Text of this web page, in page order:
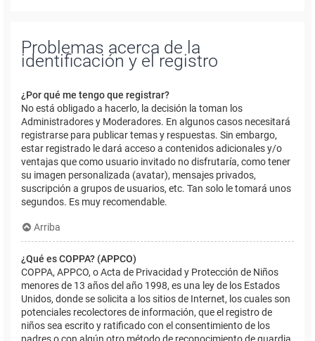
Problemas acerca de la
identificación y el registro
¿Por qué me tengo que registrar?
No está obligado a hacerlo, la decisión la toman los
Administradores y Moderadores. En algunos casos necesitará
registrarse para publicar temas y respuestas. Sin embargo,
estar registrado le dará acceso a contenidos adicionales y/o
ventajas que como usuario invitado no disfrutaría, como tener
su imagen personalizada (avatar), mensajes privados,
suscripción a grupos de usuarios, etc. Tan solo le tomará unos
segundos. Es muy recomendable.
Arriba
¿Qué es COPPA? (APPCO)
COPPA, APPCO, o Acta de Privacidad y Protección de Niños
menores de 13 años del año 1998, es una ley de los Estados
Unidos, donde se solicita a los sitios de Internet, los cuales son
potenciales recolectores de información, que el registro de
niños sea escrito y ratificado con el consentimiento de los